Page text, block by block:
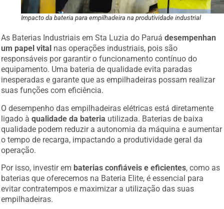
Impacto da bateria para empilhadeira na produtividade industrial
As Baterias Industriais em Sta Luzia do Paruádesempenhan
um papel vital nas operações industriais, pois são
responsáveis por garantir o funcionamento contínuo do
equipamento. Uma bateria de qualidade evita paradas
inesperadas e garante que as empilhadeiras possam realizar
suas funções com eficiência.
O desempenho das empilhadeiras elétricas está diretamente
ligado àqualidade da bateria utilizada. Baterias de baixa
qualidade podem reduzir a autonomia da máquina e aumentar
o tempo de recarga, impactando a produtividade geral da
operação.
Por isso, investir em baterias confiáveis e eficientes , como as
baterias que oferecemos na Bateria Elite, é essencial para
evitar contratempos e maximizar a utilização das suas
empilhadeiras.